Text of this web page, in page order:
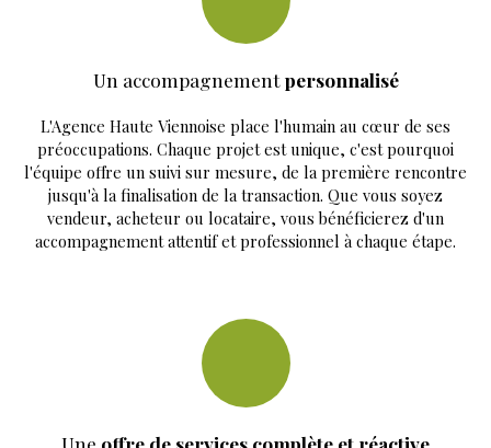
Un accompagnementpersonnalisé
L'Agence Haute Viennoise place l'humain au cœur de ses
préoccupations. Chaque projet est unique, c'est pourquoi
l'équipe offre un suivi sur mesure, de la première rencontre
jusqu'à la finalisation de la transaction. Que vous soyez
vendeur, acheteur ou locataire, vous bénéficierez d'un
accompagnement attentif et professionnel à chaque étape.